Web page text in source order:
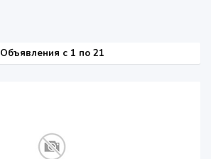
Объявления c 1 по 21